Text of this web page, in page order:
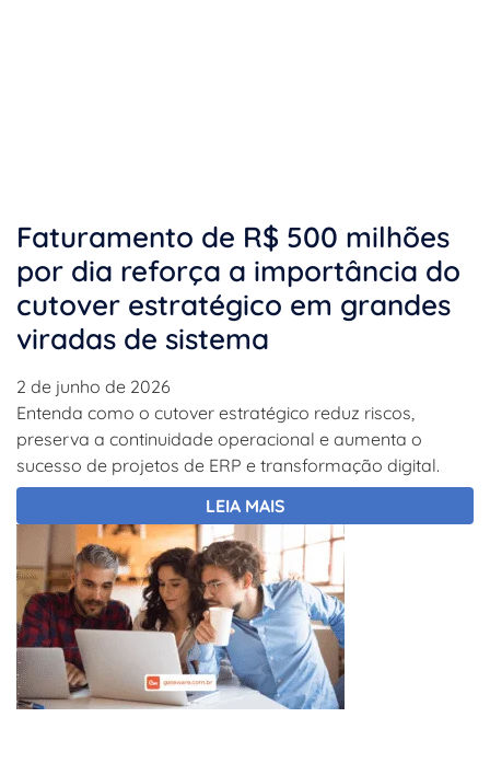
Faturamento de R$ 500 milhões
por dia reforça a importância do
cutover estratégico em grandes
viradas de sistema
2 de junho de 2026
Entenda como o cutover estratégico reduz riscos,
preserva a continuidade operacional e aumenta o
sucesso de projetos de ERP e transformação digital.
LEIA MAIS